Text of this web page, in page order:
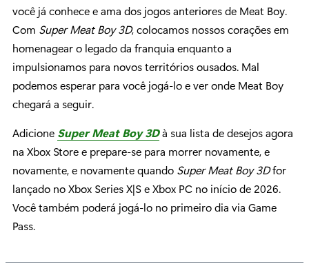
você já conhece e ama dos jogos anteriores de Meat Boy.
Com Super Meat Boy 3D, colocamos nossos corações em
homenagear o legado da franquia enquanto a
impulsionamos para novos territórios ousados. Mal
podemos esperar para você jogá-lo e ver onde Meat Boy
chegará a seguir.
Adicione Super Meat Boy 3Dà sua lista de desejos agora
na Xbox Store e prepare-se para morrer novamente, e
novamente, e novamente quando Super Meat Boy 3Dfor
lançado no Xbox Series X|S e Xbox PC no início de 2026.
Você também poderá jogá-lo no primeiro dia via Game
Pass.